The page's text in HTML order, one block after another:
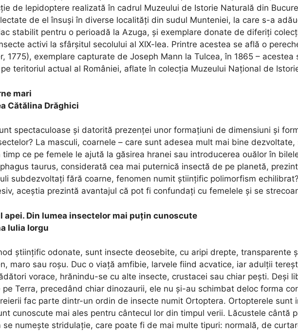
de lepidoptere realizată în cadrul Muzeului de Istorie Naturală din
de el însuși în diverse localități din sudul Munteniei, la care s-a
stabilit pentru o perioadă la Azuga, și exemplare donate de diferiți
activi la sfârșitul secolului al XIX-lea. Printre acestea se află o
1775), exemplare capturate de Joseph Mann la Tulcea, în 1865 –
teritoriul actual al României, aflate în colecția Muzeului Național de
mari
Cătălina Drăghici
spectaculoase și datorită prezenței unor formațiuni de dimensiuni și
La masculi, coarnele – care sunt adesea mult mai bine
ce pe femele le ajută la găsirea hranei sau introducerea ouălor în
taurus, considerată cea mai puternică insectă de pe planetă,
subdezvoltați fără coarne, fenomen numit științific polimorfism
aceștia prezintă avantajul că pot fi confundați cu femelele și se
apei. Din lumea insectelor mai puțin cunoscute
Iulia Iorgu
științific odonate, sunt insecte deosebite, cu aripi drepte, transparente
maro sau roșu. Duc o viață amfibie, larvele fiind acvatice, iar adulții
vorace, hrănindu-se cu alte insecte, crustacei sau chiar pești. Deşi
Terra, precedând chiar dinozaurii, ele nu și-au schimbat deloc forma
fac parte dintr-un ordin de insecte numit Ortoptera. Ortopterele sunt
cunoscute mai ales pentru cântecul lor din timpul verii. Lăcustele cântă
numește stridulație, care poate fi de mai multe tipuri: normală, de